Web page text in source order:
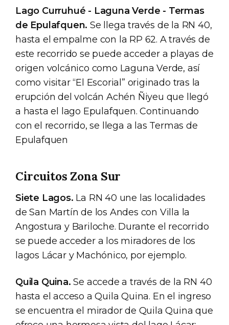
Lago Curruhué - Laguna Verde - Termas
de Epulafquen. Se llega través de la RN 40,
hasta el empalme con la RP 62. A través de
este recorrido se puede acceder a playas de
origen volcánico como Laguna Verde, así
como visitar “El Escorial” originado tras la
erupción del volcán Achén Ñiyeu que llegó
a hasta el lago Epulafquen. Continuando
con el recorrido, se llega a las Termas de
Epulafquen
Circuitos Zona Sur
Siete Lagos. La RN 40 une las localidades
de San Martín de los Andes con Villa la
Angostura y Bariloche. Durante el recorrido
se puede acceder a los miradores de los
lagos Lácar y Machónico, por ejemplo.
Quila Quina. Se accede a través de la RN 40
hasta el acceso a Quila Quina. En el ingreso
se encuentra el mirador de Quila Quina que